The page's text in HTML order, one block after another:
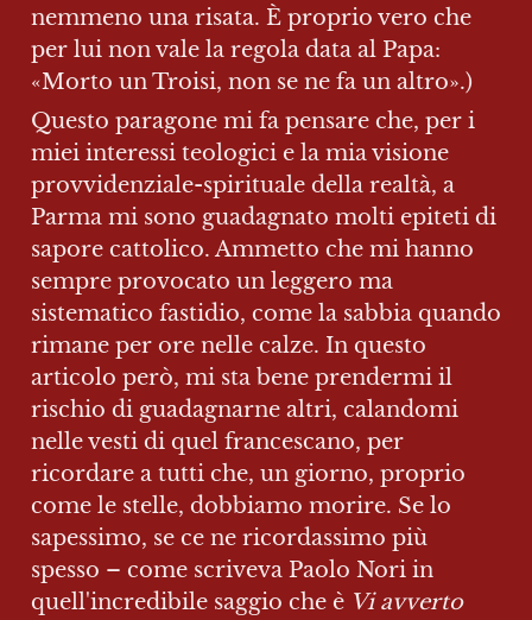
nemmeno una risata. È proprio vero che
per lui non vale la regola data al Papa:
«Morto un Troisi, non se ne fa un altro».)
Questo paragone mi fa pensare che, per i
miei interessi teologici e la mia visione
provvidenziale-spirituale della realtà, a
Parma mi sono guadagnato molti epiteti di
sapore cattolico. Ammetto che mi hanno
sempre provocato un leggero ma
sistematico fastidio, come la sabbia quando
rimane per ore nelle calze. In questo
articolo però, mi sta bene prendermi il
rischio di guadagnarne altri, calandomi
nelle vesti di quel francescano, per
ricordare a tutti che, un giorno, proprio
come le stelle, dobbiamo morire. Se lo
sapessimo, se ce ne ricordassimo più
spesso – come scriveva Paolo Nori in
quell'incredibile saggio che è Vi avverto